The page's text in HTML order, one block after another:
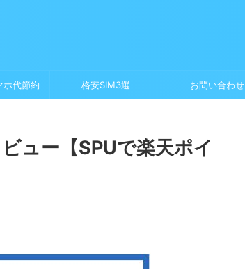
ホ代節約 格安SIM3選 お問い合わせ
ュー【SPUで楽天ポイ